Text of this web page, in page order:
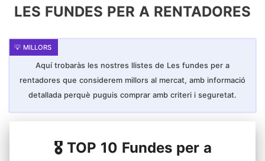
Per darrere, cobreix la meitat de la rentadora
per quatre costats. És fixa amb cintes i és
i cables.
Ocasions d'*ús: excusat, cuina, balcó, bany,
jardí, etc.Protegeix la seva rentadora o
assecadora de descolorarse, pintura
descascarada, envelliment i oxidar-es.
LES FUNDES PER A RENTADORES
Aquí trobaràs les nostres llistes de Les fundes per a
rentadores que considerem millors al mercat, amb informació
detallada perquè puguis comprar amb criteri i seguretat.
🎖️ TOP 10 Fundes per a